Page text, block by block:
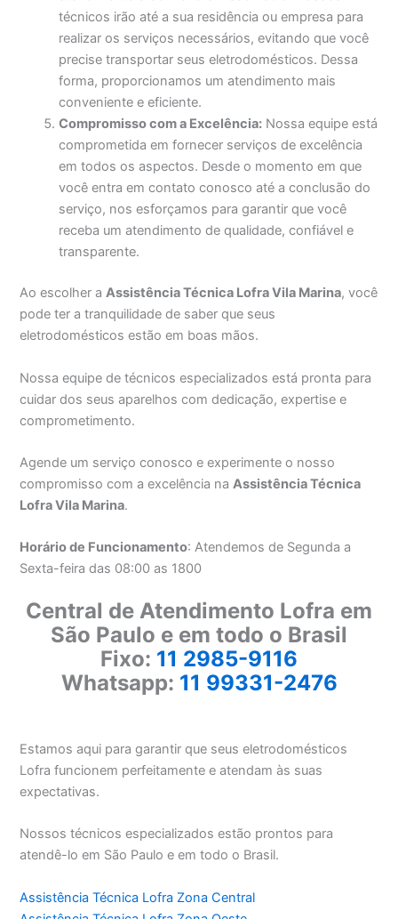
técnicos irão até a sua residência ou empresa para
realizar os serviços necessários, evitando que você
precise transportar seus eletrodomésticos. Dessa
forma, proporcionamos um atendimento mais
conveniente e eficiente.
Compromisso com a Excelência: Nossa equipe está
comprometida em fornecer serviços de excelência
em todos os aspectos. Desde o momento em que
você entra em contato conosco até a conclusão do
serviço, nos esforçamos para garantir que você
receba um atendimento de qualidade, confiável e
transparente.
Ao escolher aAssistência Técnica Lofra Vila Marina, você
pode ter a tranquilidade de saber que seus
eletrodomésticos estão em boas mãos.
Nossa equipe de técnicos especializados está pronta para
cuidar dos seus aparelhos com dedicação, expertise e
comprometimento.
Agende um serviço conosco e experimente o nosso
compromisso com a excelência naAssistência Técnica
Lofra Vila Marina.
Horário de Funcionamento: Atendemos de Segunda a
Sexta-feira das 08:00 as 1800
Central de Atendimento Lofra em
São Paulo e em todo o Brasil
Fixo: 11 2985-9116
Whatsapp: 11 99331-2476
Estamos aqui para garantir que seus eletrodomésticos
Lofra funcionem perfeitamente e atendam às suas
expectativas.
Nossos técnicos especializados estão prontos para
atendê-lo em São Paulo e em todo o Brasil.
Assistência Técnica Lofra Zona Central